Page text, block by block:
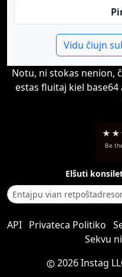
Vidu ĉiujn
Notu, ni stokas nenion,
estas fluitaj kiel
★ ★
Be
Elŝuti
API Privateca Politiko
Sekvu
2026 Instag